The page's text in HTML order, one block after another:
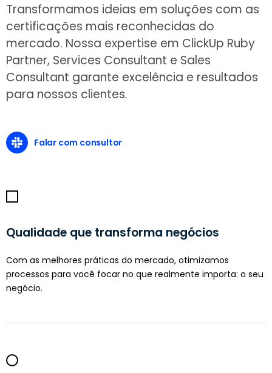
Transformamos ideias em soluções com as
certificações mais reconhecidas do
mercado. Nossa expertise em ClickUp Ruby
Partner, Services Consultant e Sales
Consultant garante excelência e resultados
para nossos clientes.
Falar com consultor
Qualidade que transforma negócios
Com as melhores práticas do mercado, otimizamos
processos para você focar no que realmente importa: o seu
negócio.